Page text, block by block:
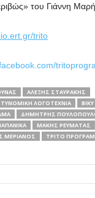
του Γιάννη Μαρή
trito
ΑΛΈΞΗΣ ΣΤΑΥΡΆΚΗΣ
ΛΟΓΟΤΕΧΝΙΑ
ΔΗΜΉΤΡΗΣ
ΜΆΚΗΣ ΡΕΥΜΑΤΆΣ
ΜΕΡΙΑΝΌΣ
ΤΡΊΤΟ